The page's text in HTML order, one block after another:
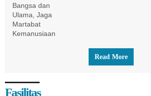
Read More
Fasilitas